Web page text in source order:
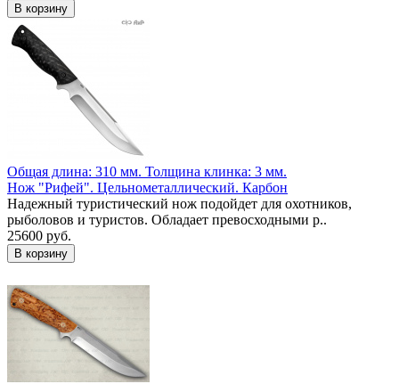
Общая длина: 310 мм. Толщина клинка: 3 мм.
Нож "Рифей". Цельнометаллический. Карбон
Надежный туристический нож подойдет для охотников,
рыболовов и туристов. Обладает превосходными р..
25600 руб.